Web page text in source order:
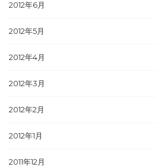
2012年6月
2012年5月
2012年4月
2012年3月
2012年2月
2012年1月
2011年12月